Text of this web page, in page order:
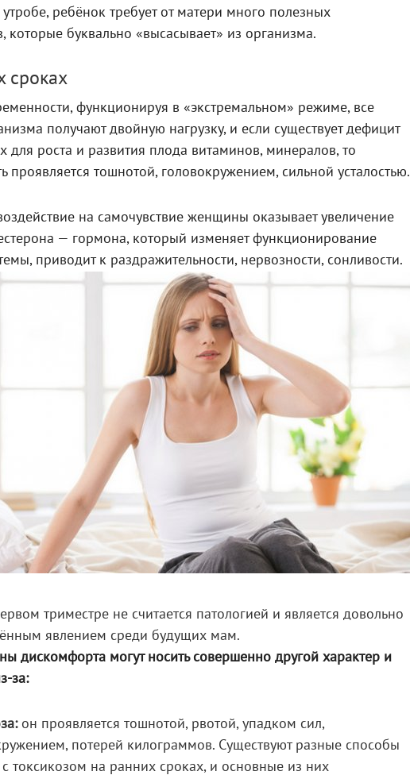
утробе, ребёнок требует от матери много полезных
которые буквально «высасывает» из организма.
сроках
функционируя в «экстремальном» режиме, все
получают двойную нагрузку, и если существует дефицит
для роста и развития плода витаминов, минералов, то
проявляется тошнотой, головокружением, сильной усталостью.
на самочувствие женщины оказывает увеличение
— гормона, который изменяет функционирование
приводит к раздражительности, нервозности, сонливости.
триместре не считается патологией и является довольно
явлением среди будущих мам.
дискомфорта могут носить совершенно другой характер и
за:
он проявляется тошнотой, рвотой, упадком сил,
потерей килограммов. Существуют разные способы
токсикозом на ранних сроках, и основные из них